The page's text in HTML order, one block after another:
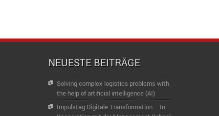
NEUESTE BEITRÄGE
Solving complex logistics problems with
the help of artificial intelligence (AI)
Impulstag Digitale Transformation – In